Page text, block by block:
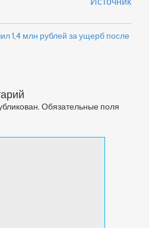
1,4 млн рублей за ущерб после
Обязательные поля